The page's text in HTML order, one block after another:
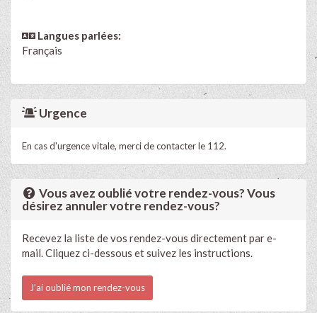
Langues parlées:
Français
Urgence
En cas d'urgence vitale, merci de contacter le 112.
Vous avez oublié votre rendez-vous? Vous
désirez annuler votre rendez-vous?
Recevez la liste de vos rendez-vous directement par e-
mail. Cliquez ci-dessous et suivez les instructions.
J'ai oublié mon rendez-vous